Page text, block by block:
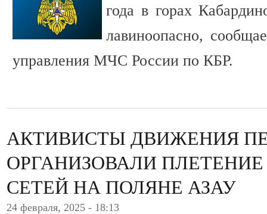
года в горах
лавиноопасно,
управления МЧС России по КБР.
АКТИВИСТЫ ДВИЖЕНИЯ
ОРГАНИЗОВАЛИ
СЕТЕЙ НА ПОЛЯНЕ АЗАУ
24 февраля, 2025 - 18:13